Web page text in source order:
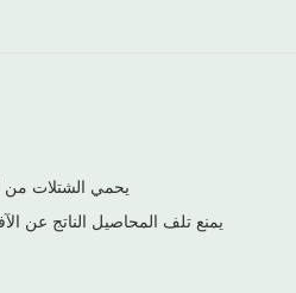
يحمي الشتلات من
يمنع تلف المحاصيل الناتج عن